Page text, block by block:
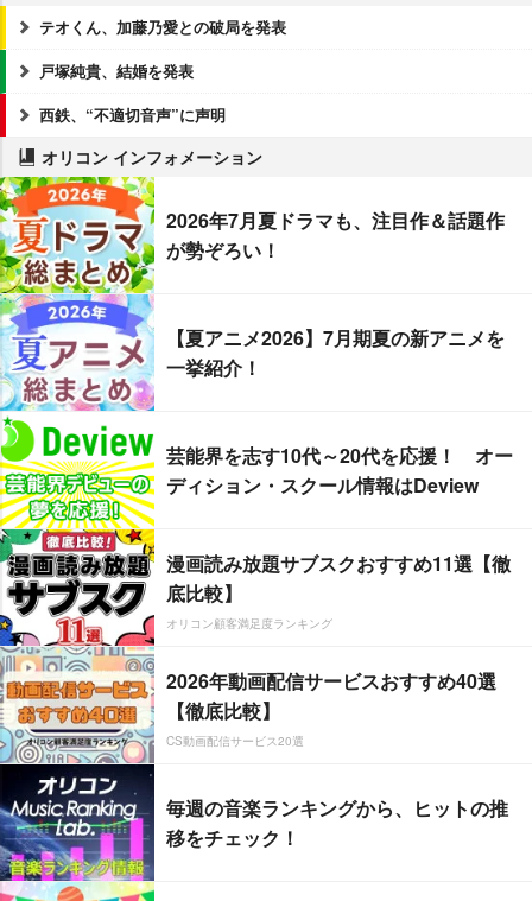
テオくん、加藤乃愛との破局を発表
戸塚純貴、結婚を発表
西鉄、“不適切音声”に声明
オリコン インフォメーション
2026年7月夏ドラマも、注目作＆話題作
が勢ぞろい！
【夏アニメ2026】7月期夏の新アニメを
一挙紹介！
芸能界を志す10代～20代を応援！ オー
ディション・スクール情報はDeview
漫画読み放題サブスクおすすめ11選【徹
底比較】
オリコン顧客満足度ランキング
2026年動画配信サービスおすすめ40選
【徹底比較】
CS動画配信サービス20選
毎週の音楽ランキングから、ヒットの推
移をチェック！